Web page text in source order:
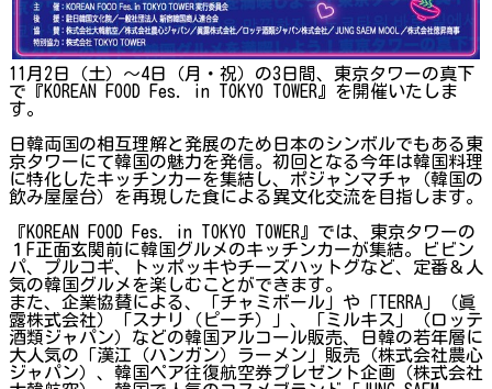
11月2日（土）～4日（月・祝）の3日間、東京タワーの真下
で『KOREAN FOOD Fes. in TOKYO TOWER』を開催いたしま
す。
日韓両国の相互理解と発展のため日本のシンボルでもある東
京タワーにて韓国の魅力を発信。初回となる今年は韓国料理
に特化したキッチンカーを集結し、ポジャンマチャ（韓国の
飲み屋屋台）を再現した食による異文化交流を目指します。
『KOREAN FOOD Fes. in TOKYO TOWER』では、東京タワーの
１F正面玄関前に韓国グルメのキッチンカーが集結。ビビン
パ、プルコギ、トッポッキやチーズハットグなど、定番＆人
気の韓国グルメを楽しむことができます。
また、企業協賛による、「チャミボール」や「TERRA」（眞
露株式会社）「スナリ（ピーチ）」、「ミルキス」（ロッテ
酒類ジャパン）などの韓国アルコール販売、日韓の若年層に
大人気の「漢江（ハンガン）ラーメン」販売（株式会社農心
ジャパン）、韓国ペア往復航空券プレゼント企画（株式会社